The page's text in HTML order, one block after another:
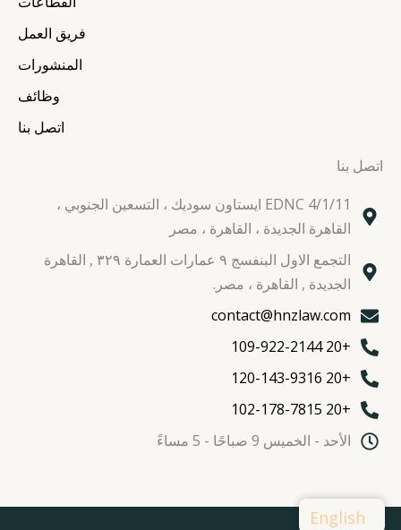
m
فريق العمل
المنشورات
وظائف
اتصل بنا
اتصل بنا
EDNC 4/1/11 ايستاون سوديك ، التسعين الجنوبي ،
القاهرة الجديدة ، القاهرة ، مصر
التجمع الاول البنفسج ٩ عمارات العمارة ٣٢٩ , القاهرة
الجديدة , القاهرة ، مصر.
contact@hnzlaw.com
+20 109-922-2144
+20 120-143-9316
+20 102-178-7815
الأحد - الخميس 9 صباحًا - 5 مساءً
English